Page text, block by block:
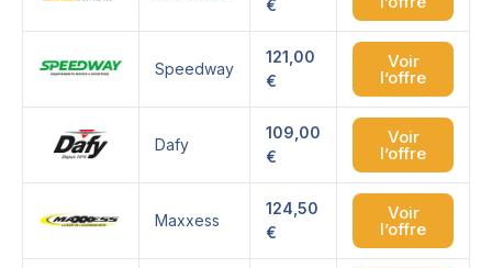
€
Speedway
121,00
€
Voir
l’offre
Dafy
109,00
€
Voir
l’offre
Maxxess
124,50
€
Voir
l’offre